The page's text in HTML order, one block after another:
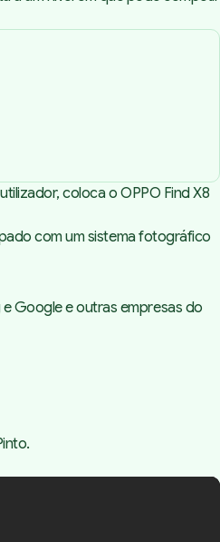
coloca o OPPO Find X8
com um sistema fotográfico
Google e outras empresas do